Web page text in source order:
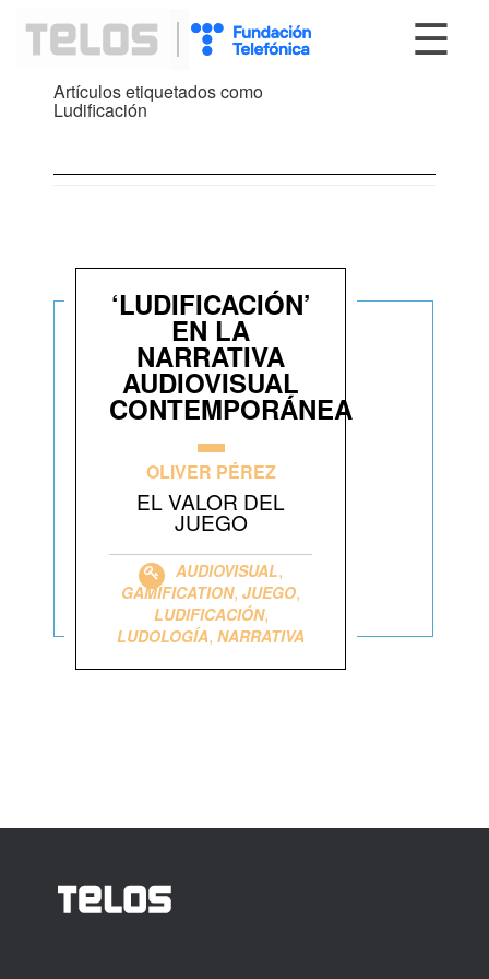
☰
Artículos etiquetados como
Ludificación
‘LUDIFICACIÓN’
EN LA
NARRATIVA
AUDIOVISUAL
CONTEMPORÁNEA
OLIVER PÉREZ
EL VALOR DEL
JUEGO
AUDIOVISUAL,
GAMIFICATION, JUEGO,
LUDIFICACIÓN,
LUDOLOGÍA, NARRATIVA